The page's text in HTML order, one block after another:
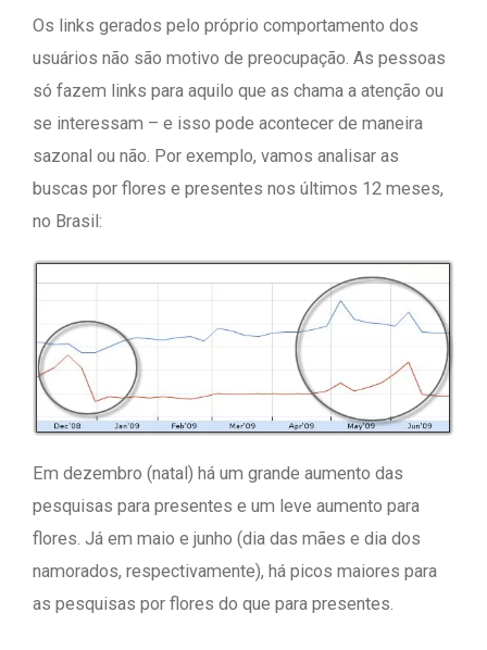
Os links gerados pelo próprio comportamento dos
usuários não são motivo de preocupação. As pessoas
só fazem links para aquilo que as chama a atenção ou
se interessam – e isso pode acontecer de maneira
sazonal ou não. Por exemplo, vamos analisar as
buscas por flores e presentes nos últimos 12 meses,
no Brasil:
Em dezembro (natal) há um grande aumento das
pesquisas para presentes e um leve aumento para
flores. Já em maio e junho (dia das mães e dia dos
namorados, respectivamente), há picos maiores para
as pesquisas por flores do que para presentes.